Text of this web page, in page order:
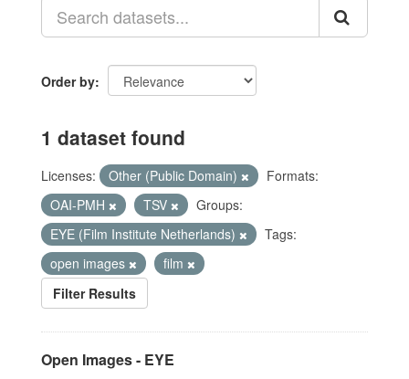
Order by
1 dataset found
Licenses: Other (Public Domain)
Formats:
OAI-PMH
TSV
Groups:
EYE (Film Institute Netherlands)
Tags:
open images
film
Filter Results
Open Images - EYE